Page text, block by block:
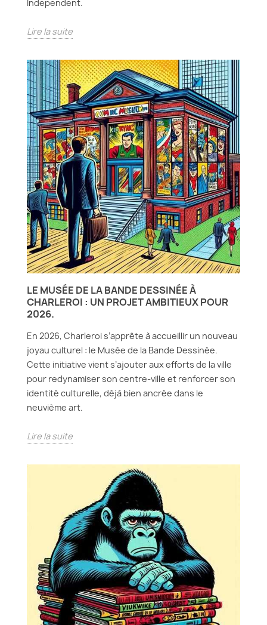
Independent.
Lire la suite
LE MUSÉE DE LA BANDE DESSINÉE À
CHARLEROI : UN PROJET AMBITIEUX POUR
2026.
En 2026, Charleroi s’apprête à accueillir un nouveau
joyau culturel : le Musée de la Bande Dessinée.
Cette initiative vient s’ajouter aux efforts de la ville
pour redynamiser son centre-ville et renforcer son
identité culturelle, déjà bien ancrée dans le
neuvième art.
Lire la suite